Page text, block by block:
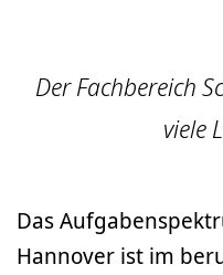
Der Fachbereich
viele
Das
Hannover ist im